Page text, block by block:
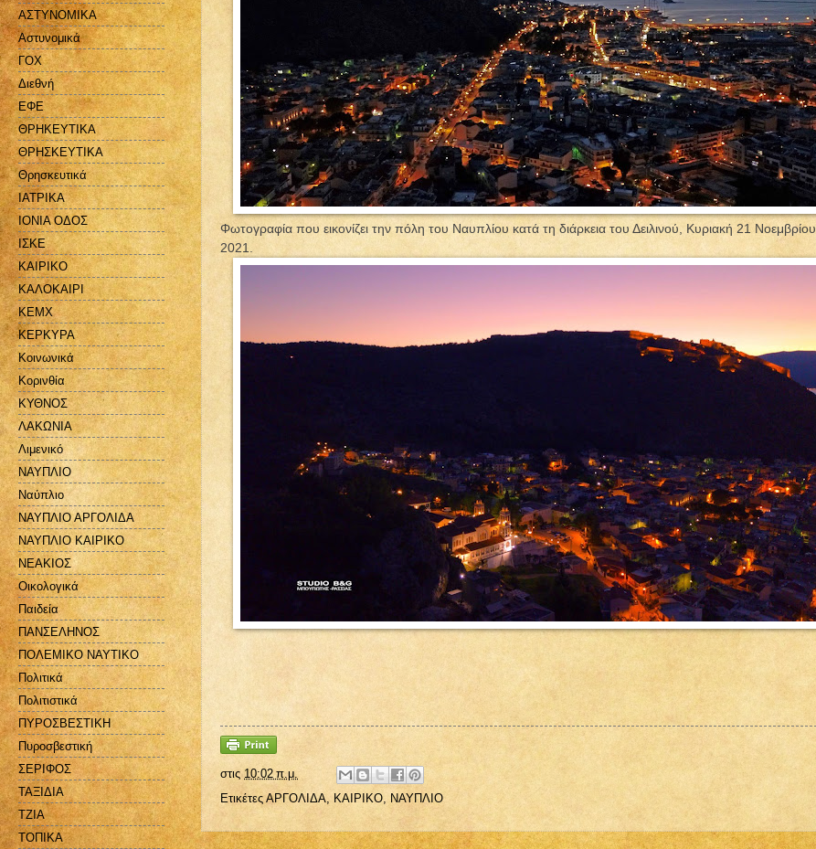
Φωτογραφία που εικονίζει την πόλη του Ναυπλίου κατά τη διάρκεια του Δειλινού, Κυριακή 21 Νοεμβρίου
2021.
στις 10:02 π.μ.
Ετικέτες ΑΡΓΟΛΙΔΑ ΚΑΙΡΙΚΟ ,ΝΑΥΠΛΙΟ
ΑΣΤΥΝΟΜΙΚΑ
Αστυνομικά
ΓΟΧ
Διεθνή
ΕΦΕ
ΘΡΗΚΕΥΤΙΚΑ
ΘΡΗΣΚΕΥΤΙΚΑ
Θρησκευτικά
ΙΑΤΡΙΚΑ
ΙΟΝΙΑ ΟΔΟΣ
ΙΣΚΕ
ΚΑΙΡΙΚΟ
ΚΑΛΟΚΑΙΡΙ
ΚΕΜΧ
ΚΕΡΚΥΡΑ
Κοινωνικά
Κορινθία
ΚΥΘΝΟΣ
ΛΑΚΩΝΙΑ
Λιμενικό
ΝΑΥΠΛΙΟ
Ναύπλιο
ΝΑΥΠΛΙΟ ΑΡΓΟΛΙΔΑ
ΝΑΥΠΛΙΟ ΚΑΙΡΙΚΟ
ΝΕΑΚΙΟΣ
Οικολογικά
Παιδεία
ΠΑΝΣΕΛΗΝΟΣ
ΠΟΛΕΜΙΚΟ ΝΑΥΤΙΚΟ
Πολιτικά
Πολιτιστικά
ΠΥΡΟΣΒΕΣΤΙΚΗ
Πυροσβεστική
ΣΕΡΙΦΟΣ
ΤΑΞΙΔΙΑ
ΤΖΙΑ
ΤΟΠΙΚΑ